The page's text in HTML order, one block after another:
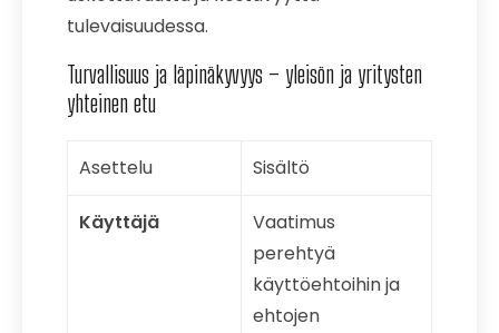
tulevaisuudessa.
Turvallisuus ja läpinäkyvyys – yleisön ja yritysten
yhteinen etu
Asettelu Sisältö
Käyttäjä
Vaatimus
perehtyä
käyttöehtoihin ja
ehtojen